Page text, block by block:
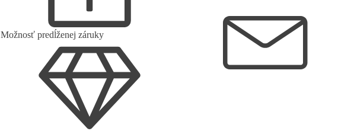
Možnosť predĺženej záruky